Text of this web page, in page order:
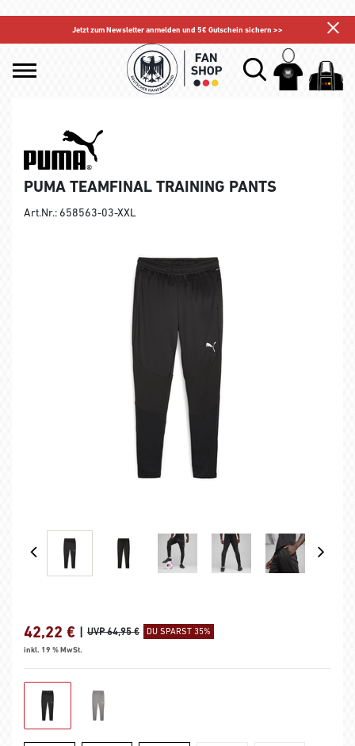
Jetzt zum Newsletter anmelden und 5€ Gutschein sichern >>
PUMA TEAMFINAL TRAINING PANTS
Art.Nr.: 658563-03-XXL
42,22 € | UVP 64,95 € DU SPARST 35%
inkl. 19 % MwSt.